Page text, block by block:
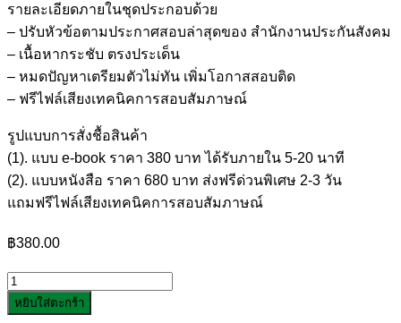
รายละเอียดภายในชุดประกอบด้วย
– ปรับหัวข้อตามประกาศสอบล่าสุดของ สำนักงานประกันสังคม
– เนื้อหากระชับ ตรงประเด็น
– หมดปัญหาเตรียมตัวไม่ทัน เพิ่มโอกาสสอบติด
– ฟรีไฟล์เสียงเทคนิคการสอบสัมภาษณ์
รูปแบบการสั่งชื้อสินค้า
(1). แบบ e-book ราคา 380 บาท ได้รับภายใน 5-20 นาที
(2). แบบหนังสือ ราคา 680 บาท ส่งฟรีด่วนพิเศษ 2-3 วัน
แถมฟรีไฟล์เสียงเทคนิคการสอบสัมภาษณ์
฿380.00
จำนวน
แนว
หยิบใส่ตะกร้า